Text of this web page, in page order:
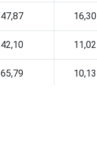
47,87 16,30
42,10 11,02
65,79 10,13